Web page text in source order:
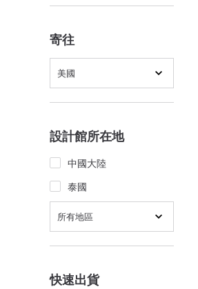
寄往
美國
設計館所在地
中國大陸
泰國
所有地區
快速出貨